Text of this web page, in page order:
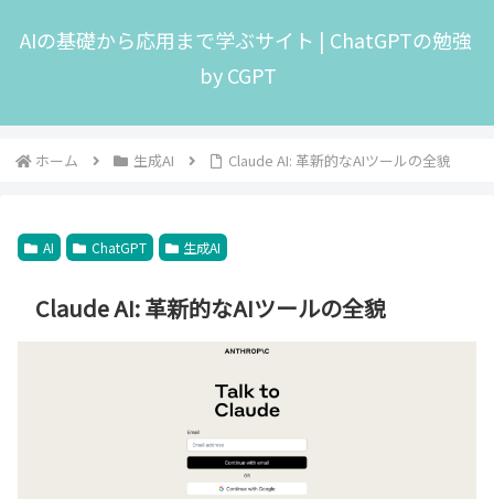
AIの基礎から応用まで学ぶサイト | ChatGPTの勉強
by CGPT
ホーム 生成AI Claude AI: 革新的なAIツールの全貌
AI ChatGPT 生成AI
Claude AI: 革新的なAIツールの全貌